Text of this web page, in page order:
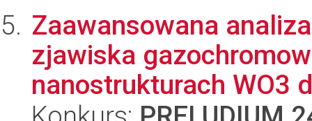
Zaawansowana
zjawiska
nanostrukturach WO3